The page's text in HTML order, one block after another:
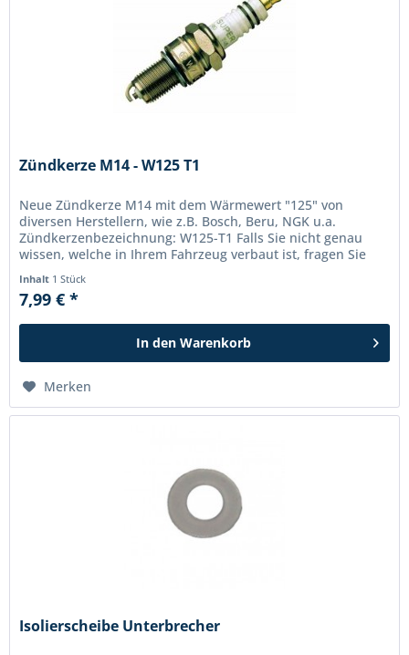
Zündkerze M14 - W125 T1
Neue Zündkerze M14 mit dem Wärmewert "125" von
diversen Herstellern, wie z.B. Bosch, Beru, NGK u.a.
Zündkerzenbezeichnung: W125-T1 Falls Sie nicht genau
wissen, welche in Ihrem Fahrzeug verbaut ist, fragen Sie
Inhalt 1 Stück
7,99 € *
In den Warenkorb
Merken
Isolierscheibe Unterbrecher